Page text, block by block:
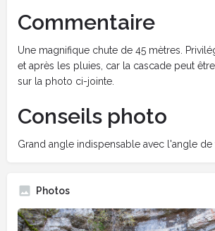
Commentaire
Une magnifique chute de 45 mètres.
et après les pluies, car la cascade peut
sur la photo ci-jointe.
Conseils photo
Grand angle indispensable avec l'angle de
Photos